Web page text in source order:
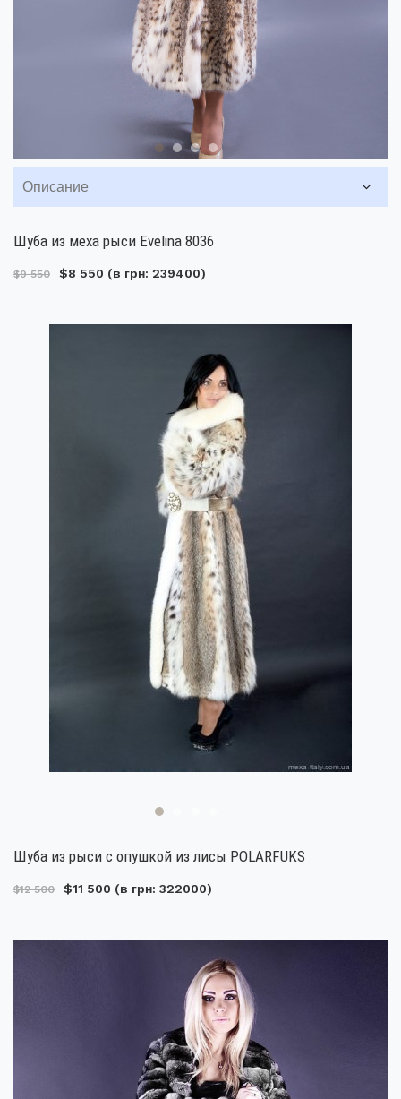
Описание
Шуба из меха рыси Evelina 8036
$9 550 $8 550 (в грн: 239400)
Шуба из рыси с опушкой из лисы POLARFUKS
$12 500 $11 500 (в грн: 322000)